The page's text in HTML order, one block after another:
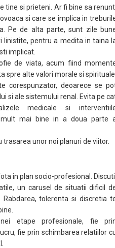
tine si prieteni. Ar fi bine sa
si care se implica in
Pe de alta parte, sunt zile
linistite, pentru a medita in taina
implicat.
de viata, acum fiind
spre alte valori morale si
corespunzator, deoarece se
si ale sistemului renal. Evita pe
medicale si
mult mai bine in a doua parte
unor noi planuri de viitor.
in plan socio-profesional.
un carusel de situatii dificil
tolerenta si discretia
etape profesionale, fie
fie prin schimbarea relatiilor